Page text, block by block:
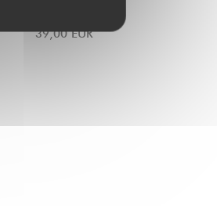
39,00 EUR